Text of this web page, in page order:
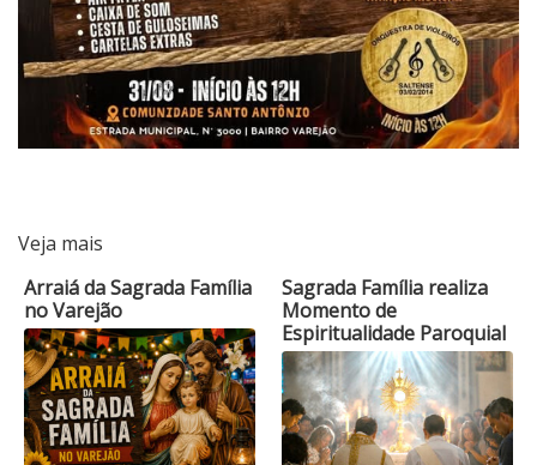
Veja mais
Arraiá da Sagrada Família
no Varejão
Sagrada Família realiza
Momento de
Espiritualidade Paroquial